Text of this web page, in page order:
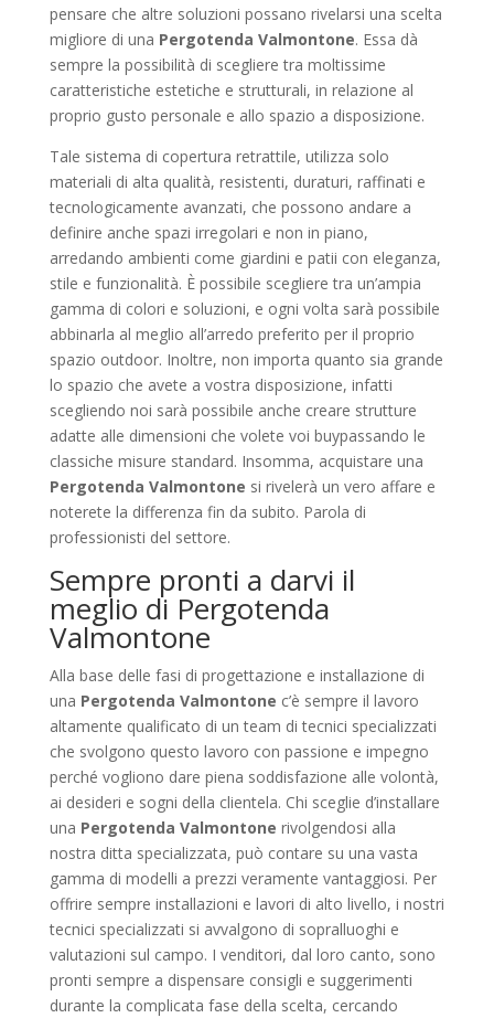
pensare che altre soluzioni possano rivelarsi una scelta
migliore di una Pergotenda Valmontone. Essa dà
sempre la possibilità di scegliere tra moltissime
caratteristiche estetiche e strutturali, in relazione al
proprio gusto personale e allo spazio a disposizione.
Tale sistema di copertura retrattile, utilizza solo
materiali di alta qualità, resistenti, duraturi, raffinati e
tecnologicamente avanzati, che possono andare a
definire anche spazi irregolari e non in piano,
arredando ambienti come giardini e patii con eleganza,
stile e funzionalità. È possibile scegliere tra un’ampia
gamma di colori e soluzioni, e ogni volta sarà possibile
abbinarla al meglio all’arredo preferito per il proprio
spazio outdoor. Inoltre, non importa quanto sia grande
lo spazio che avete a vostra disposizione, infatti
scegliendo noi sarà possibile anche creare strutture
adatte alle dimensioni che volete voi buypassando le
classiche misure standard. Insomma, acquistare una
Pergotenda Valmontone si rivelerà un vero affare e
noterete la differenza fin da subito. Parola di
professionisti del settore.
Sempre pronti a darvi il
meglio di Pergotenda
Valmontone
Alla base delle fasi di progettazione e installazione di
una Pergotenda Valmontone c’è sempre il lavoro
altamente qualificato di un team di tecnici specializzati
che svolgono questo lavoro con passione e impegno
perché vogliono dare piena soddisfazione alle volontà,
ai desideri e sogni della clientela. Chi sceglie d’installare
una Pergotenda Valmontone rivolgendosi alla
nostra ditta specializzata, può contare su una vasta
gamma di modelli a prezzi veramente vantaggiosi. Per
offrire sempre installazioni e lavori di alto livello, i nostri
tecnici specializzati si avvalgono di sopralluoghi e
valutazioni sul campo. I venditori, dal loro canto, sono
pronti sempre a dispensare consigli e suggerimenti
durante la complicata fase della scelta, cercando